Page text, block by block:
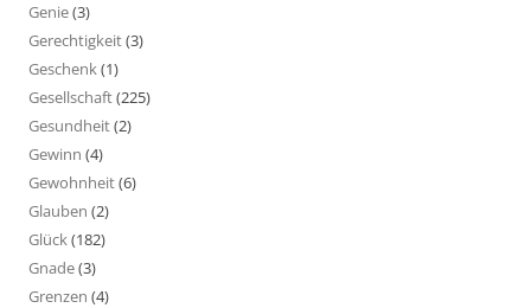
Genie(3)
Gerechtigkeit(3)
Geschenk(1)
Gesellschaft(225)
Gesundheit(2)
Gewinn (4)
Gewohnheit(6)
Glauben (2)
Glück(182)
Gnade(3)
Grenzen (4)